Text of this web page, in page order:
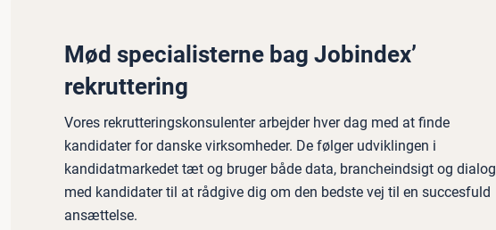
Mød specialisterne bag Jobindex’
rekruttering
Vores rekrutteringskonsulenter arbejder hver dag med at finde
kandidater for danske virksomheder. De følger udviklingen i
kandidatmarkedet tæt og bruger både data, brancheindsigt og dialog
med kandidater til at rådgive dig om den bedste vej til en succesfuld
ansættelse.